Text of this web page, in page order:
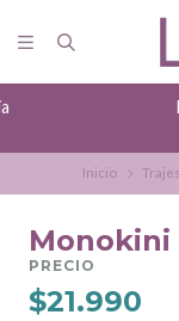
Inicio
Monokini
PRECIO
$21.990